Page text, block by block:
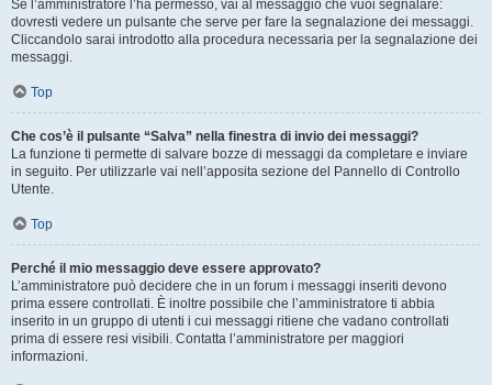
Se l’amministratore l’ha permesso, vai al messaggio che vuoi segnalare:
dovresti vedere un pulsante che serve per fare la segnalazione dei messaggi.
Cliccandolo sarai introdotto alla procedura necessaria per la segnalazione dei
messaggi.
Top
Che cos’è il pulsante “Salva” nella finestra di invio dei messaggi?
La funzione ti permette di salvare bozze di messaggi da completare e inviare
in seguito. Per utilizzarle vai nell’apposita sezione del Pannello di Controllo
Utente.
Top
Perché il mio messaggio deve essere approvato?
L’amministratore può decidere che in un forum i messaggi inseriti devono
prima essere controllati. È inoltre possibile che l’amministratore ti abbia
inserito in un gruppo di utenti i cui messaggi ritiene che vadano controllati
prima di essere resi visibili. Contatta l’amministratore per maggiori
informazioni.